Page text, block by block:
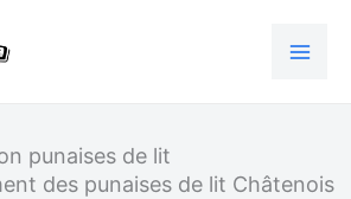
punaises de lit
des punaises de lit Châtenois